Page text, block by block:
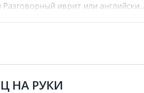
иврит или английски...
НА РУКИ